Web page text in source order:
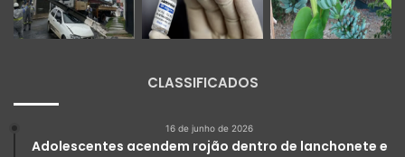
CLASSIFICADOS
16 de junho de 2026
Adolescentes acendem rojão dentro de lanchonete e